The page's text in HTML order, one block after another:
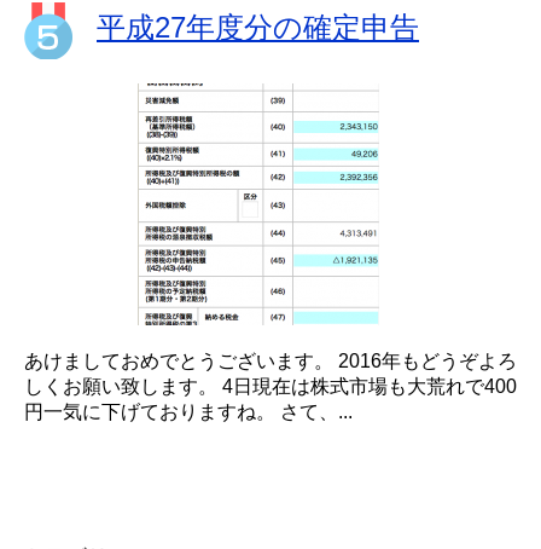
平成27年度分の確定申告
あけましておめでとうございます。 2016年もどうぞよろ
しくお願い致します。 4日現在は株式市場も大荒れで400
円一気に下げておりますね。 さて、...